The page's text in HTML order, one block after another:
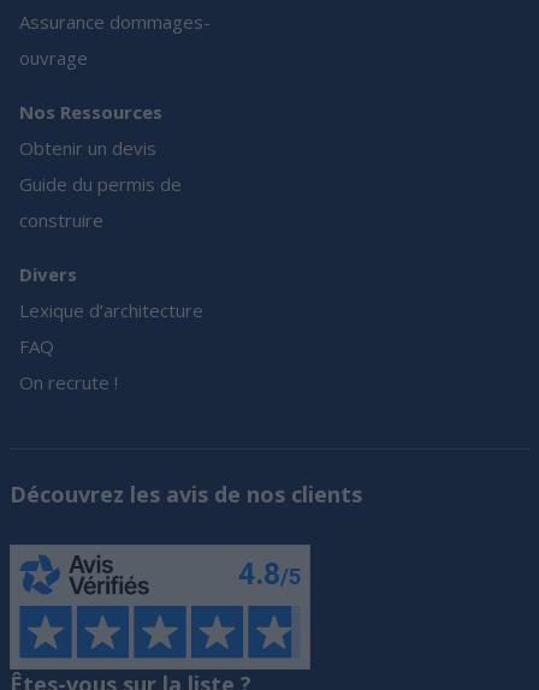
Assurance dommages-
ouvrage
Nos Ressources
Obtenir un devis
Guide du permis de
construire
Divers
Lexique d’architecture
FAQ
On recrute !
Découvrez les avis de nos clients
Êtes-vous sur la liste ?